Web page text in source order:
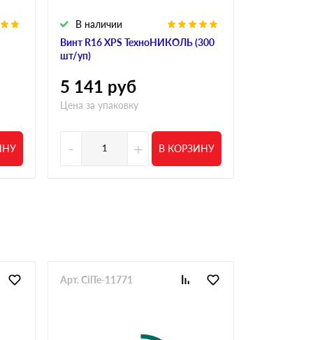
Винт R16 XPS ТехноНИКОЛЬ (300
шт/уп)
В наличии
5 141 руб
Цена за упаковку
- + В КОРЗИНУ
Арт. CilTe-11771